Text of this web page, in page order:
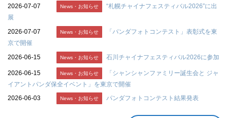
2026-07-07 News・お知らせ
“札幌チャイナフェスティバル2026”に出
展
2026-07-07 News・お知らせ
「パンダフォトコンテスト」表彰式を東
京で開催
2026-06-15 News・お知らせ 石川チャイナフェスティバル2026に参加
2026-06-15 News・お知らせ
「シャンシャンファミリー誕生会と ジャ
イアントパンダ保全イベント」を東京で開催
2026-06-03 News・お知らせ パンダフォトコンテスト結果発表